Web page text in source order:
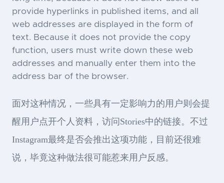
provide hyperlinks in published items, and all
web addresses are displayed in the form of
text. Because it does not provide the copy
function, users must write down these web
addresses and manually enter them into the
address bar of the browser.
面对这种情况，一些具有一定影响力的用户则会提
醒用户点开个人资料，访问Stories中的链接。不过
Instagram最终是否会推出这项功能，目前还很难
说，毕竟这种做法很可能惹来用户反感。